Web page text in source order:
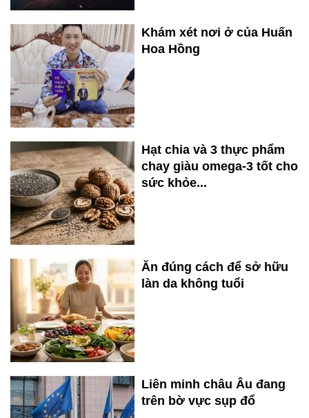
Khám xét nơi ở của Huấn
Hoa Hồng
Hạt chia và 3 thực phẩm
chay giàu omega-3 tốt cho
sức khỏe...
Ăn đúng cách để sở hữu
làn da không tuổi
Liên minh châu Âu đang
trên bờ vực sụp đổ